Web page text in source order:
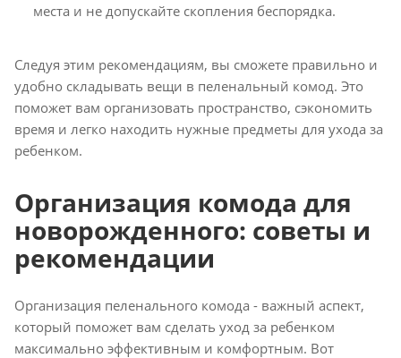
места и не допускайте скопления беспорядка.
Следуя этим рекомендациям, вы сможете правильно и
удобно складывать вещи в пеленальный комод. Это
поможет вам организовать пространство, сэкономить
время и легко находить нужные предметы для ухода за
ребенком.
Организация комода для
новорожденного: советы и
рекомендации
Организация пеленального комода - важный аспект,
который поможет вам сделать уход за ребенком
максимально эффективным и комфортным. Вот